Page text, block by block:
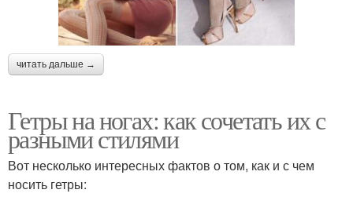
читать дальше →
Гетры на ногах: как сочетать их с
разными стилями
Вот несколько интересных фактов о том, как и с чем
носить гетры: